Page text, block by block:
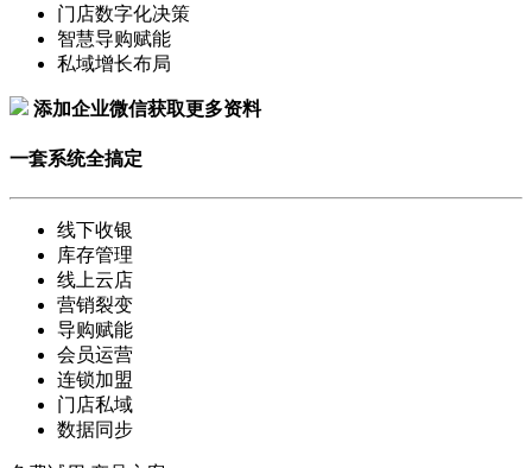
门店数字化决策
智慧导购赋能
私域增长布局
添加企业微信获取更多资料
一套系统全搞定
线下收银
库存管理
线上云店
营销裂变
导购赋能
会员运营
连锁加盟
门店私域
数据同步